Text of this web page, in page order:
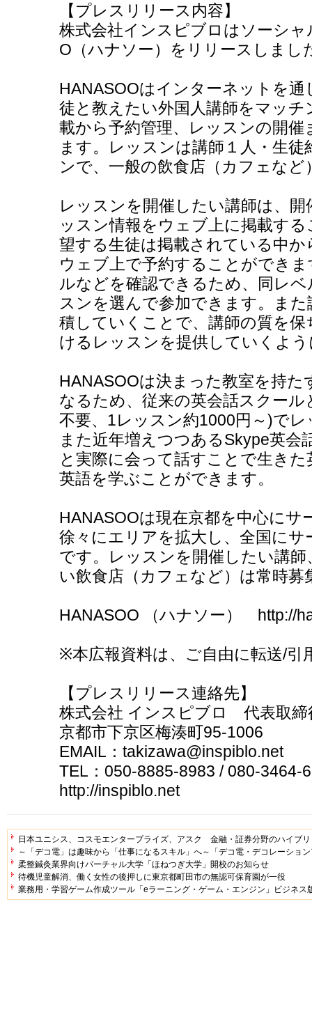
【プレスリリース内容】
株式会社インスピブロはソーシ
O（ハナソー）をリリースしまし
HANASOOはインターネットを
徒と教えたい外国人講師をマッ
載から予約管理、レッスンの開
ます。レッスンは講師１人・生
ンで、一般の飲食店（カフェな
レッスンを開催したい講師は、
ッスン情報をウェブ上に掲載す
望する生徒は掲載されている中
ウェブ上で予約することができ
ルなどを確認できるため、同レ
スンを選んで参加できます。ま
積していくことで、講師の質を
けるレッスンを提供していくよ
HANASOOは決まった教室を持た
なるため、従来の英会話スクー
不要、1レッスン約1000円～)で
また近年増えつつあるSkype英会
と実際に会って話すことで生き
英語を学ぶことができます。
HANASOOは現在京都を中心にサ
徐々にエリアを拡大し、全国に
です。レッスンを開催したい講
い飲食店（カフェなど）は常時
HANASOO （ハナソー） http://
※本広報資料は、ご自由に転送/引
【プレスリリース連絡先】
株式会社 インスピブロ 代表取
京都市下京区梅湊町95-1006
EMAIL：takizawa@inspiblo.net
TEL：050-8885-8983 / 080-3464-
http://inspiblo.net
日本ユニシス、コスモエンタープライズ、アスク 金融・証券分野のハイブ
～「デコ電」は趣味から「仕事になるスキル」へ～「デコ電・デコレーショ
柔整鍼灸業界向けバーチャル大学「ほねつぎ大学」開校のお知らせ
待機児童解消、働く女性の後押しに東京都町田市の無認可保育園が一役
業務用・学習ゲーム作成ツール「eラーニング・ゲーム・エンジン」ビジネス